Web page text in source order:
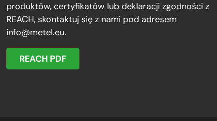
produktów, certyfikatów lub deklaracji zgodności z
REACH, skontaktuj się z nami pod adresem
info@metel.eu.
REACH PDF